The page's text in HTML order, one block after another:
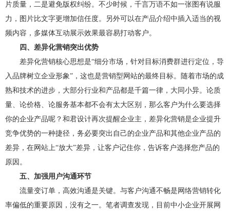
片质量，二是避免版权纠纷。不少时候，千言万语不如一张图有说服
力，图片比文字更增加信任度。另外可以在产品介绍中插入适当的视
频内容，多媒体互动展示效果最容易打动客户。
四、差异化营销突出优势
差异化营销核心思想是“细分市场，针对目标消费群进行定位，导
入品牌树立企业形象”，这也是营销型网站的最终目标。随着市场的成
熟和技术的进步，大部分行业和产品都是千篇一律，大同小异。论质
量、论价格、论服务基本都不会有太大区别，那么客户为什么要选择
你的企业产品呢？和君设计再次提醒企业主，差异化营销是企业提升
竞争优势的一种捷径，务必要突出自己的企业产品和其他企业产品的
差异，在网站上“放大”差异，让客户记住你，告诉客户选择您产品的
原因。
五、加强用户沟通环节
流量变订单，高效沟通是关键。与客户沟通不畅是网络营销转化
率偏低的重要原因，没有之一。笔者调查发现，目前中小企业开展网